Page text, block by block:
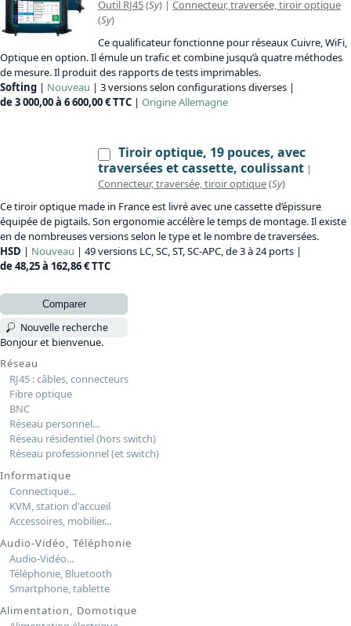
Outil RJ45(Sy) | Connecteur, traversée, tiroir optique
(Sy)
Ce qualificateur fonctionne pour réseaux Cuivre, WiFi,
Optique en option. Il émule un trafic et combine jusqu’à quatre méthodes
de mesure. Il produit des rapports de tests imprimables.
Softing | Nouveau | 3 versions selon configurations diverses |
de 3 000,00 à 6 600,00 € TTC | OrigineAllemagne
Tiroir optique, 19 pouces, avec
traversées et cassette, coulissant |
Connecteur, traversée, tiroir optique(Sy)
Ce tiroir optique made in France est livré avec une cassette d’épissure
équipée de pigtails. Son ergonomie accélère le temps de montage. Il existe
en de nombreuses versions selon le type et le nombre de traversées.
HSD | Nouveau | 49 versions LC, SC, ST, SC-APC, de 3 à 24 ports |
de 48,25 à 162,86 € TTC
Comparer
Nouvelle recherche
Bonjour et bienvenue.
Réseau
RJ45 : câbles, connecteurs
Fibre optique
BNC
Réseau personnel...
Réseau résidentiel (hors switch)
Réseau professionnel (et switch)
Informatique
Connectique...
KVM, station d'accueil
Accessoires, mobilier...
Audio-Vidéo, Téléphonie
Audio-Vidéo...
Téléphonie, Bluetooth
Smartphone, tablette
Alimentation, Domotique